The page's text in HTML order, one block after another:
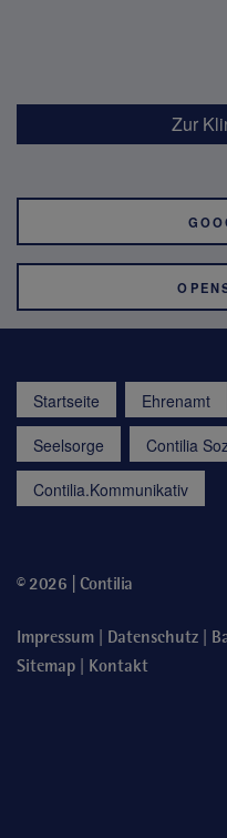
Zur
Startseite Ehrenamt
Seelsorge
Contilia
Contilia.Kommunikativ
© 2026 | Contilia
Impressum | Datenschutz |
Sitemap | Kontakt